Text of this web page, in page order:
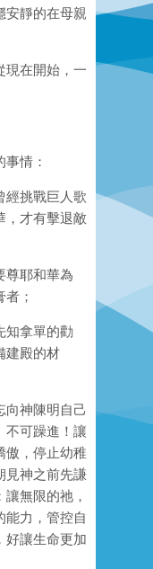
安靜的在母親
現在開始，一
情：
經挑戰巨人歌
，才有擊退敵
尊耶和華為
者 ；
知拿單的勸
建殿的材
向神陳明自己
不可躁進！讓
傲，停止幼稚
見神之前先謙
無限的祂，
能力，管控自
好讓生命更加